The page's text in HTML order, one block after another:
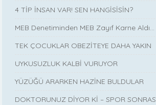
4 TİP İNSAN VAR! SEN HANGİSİSİN?
MEB Denetiminden MEB Zayıf Karne Aldı…
TEK ÇOCUKLAR OBEZİTEYE DAHA YAKIN
UYKUSUZLUK KALBİ VURUYOR
YÜZÜĞÜ ARARKEN HAZİNE BULDULAR
DOKTORUNUZ DİYOR Kİ – SPOR